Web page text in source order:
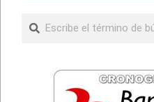
Buscar